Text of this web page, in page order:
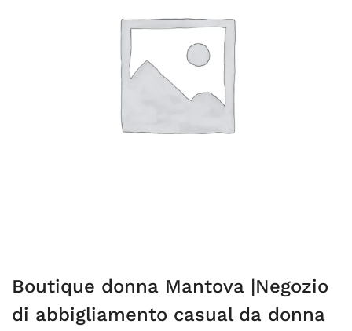
Boutique donna Mantova |Negozio
di abbigliamento casual da donna